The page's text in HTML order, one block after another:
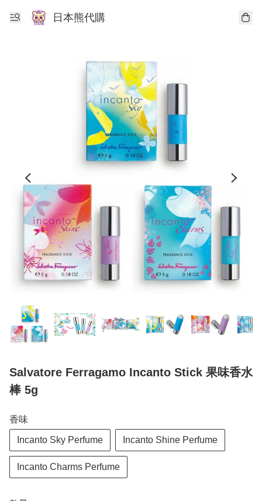
日本熊代購
Salvatore Ferragamo Incanto Stick 果味香水
棒 5g
香味
Incanto Sky Perfume Incanto Shine Perfume
Incanto Charms Perfume